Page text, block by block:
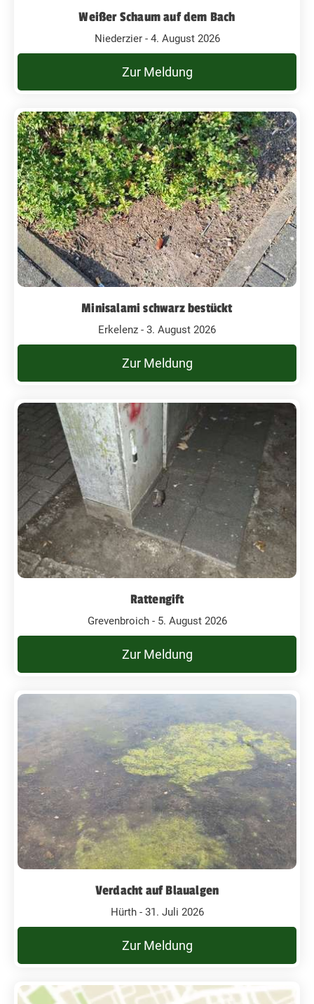
Weißer Schaum auf dem Bach
Niederzier - 4. August 2026
Zur Meldung
Minisalami schwarz bestückt
Erkelenz - 3. August 2026
Zur Meldung
Rattengift
Grevenbroich - 5. August 2026
Zur Meldung
Verdacht auf Blaualgen
Hürth - 31. Juli 2026
Zur Meldung